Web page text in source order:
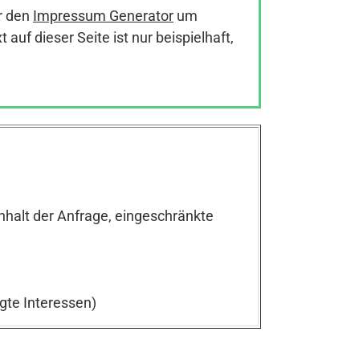
den Impressum Generator um
auf dieser Seite ist nur beispielhaft,
der Anfrage, eingeschränkte
Interessen)